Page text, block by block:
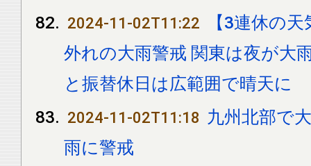
2024-11-02T11:22
【3連休の
外れの大雨警戒 関東は夜が大
と振替休日は広範囲で晴天に
2024-11-02T11:18 九州北部で
雨に警戒